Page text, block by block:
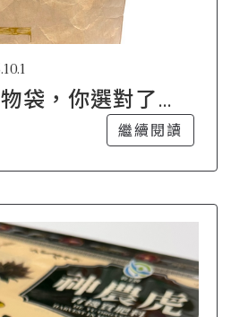
袋，你選對了
繼續閱讀